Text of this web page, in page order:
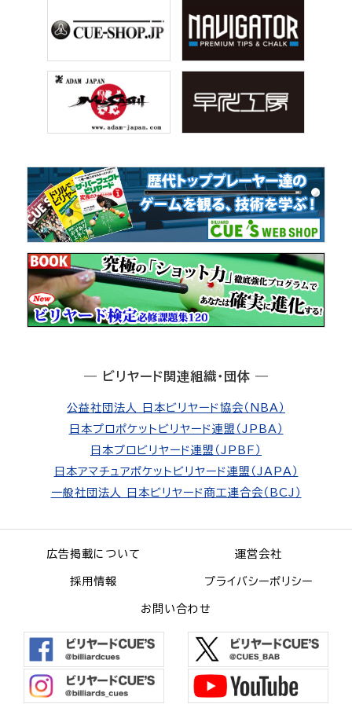
― ビリヤード関連組織・団体 ―
公益社団法人 日本ビリヤード協会（NBA）
日本プロポケットビリヤード連盟（JPBA）
日本プロビリヤード連盟（JPBF）
日本アマチュアポケットビリヤード連盟（JAPA）
一般社団法人 日本ビリヤード商工連合会（BCJ）
広告掲載について 運営会社
採用情報 プライバシーポリシー
お問い合わせ